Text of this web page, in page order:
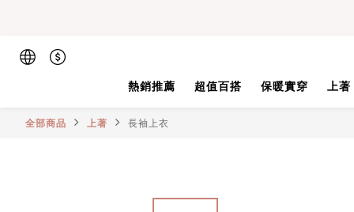
熱銷推薦 超值百搭 保暖實穿 上著
全部商品 上著 長袖上衣